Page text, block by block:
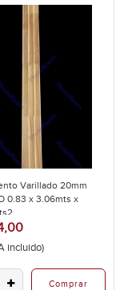
Varillado 20mm
0.83 x 3.06mts x
incluido)
Comprar